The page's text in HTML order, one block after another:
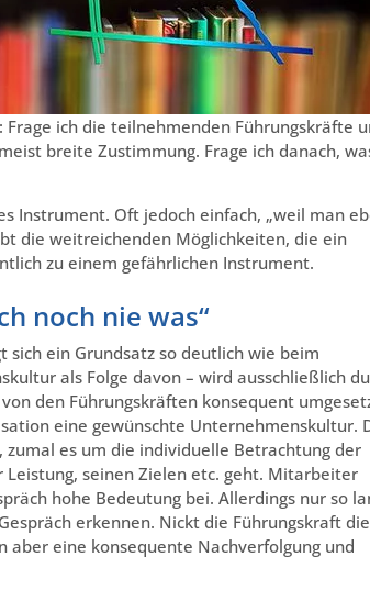
ich die teilnehmenden Führungskräfte
breite Zustimmung. Frage ich danach,
Instrument. Oft jedoch einfach, „weil man
die weitreichenden Möglichkeiten, die ein
zu einem gefährlichen Instrument.
noch nie was“
ein Grundsatz so deutlich wie beim
als Folge davon – wird ausschließlich
den Führungskräften konsequent
eine gewünschte Unternehmenskultur.
es um die individuelle Betrachtung der
seinen Zielen etc. geht. Mitarbeiter
hohe Bedeutung bei. Allerdings nur so
erkennen. Nickt die Führungskraft die
eine konsequente Nachverfolgung und